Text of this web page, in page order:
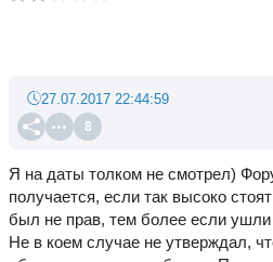
8
27.07.2017 22:44:59
Я на даты толком не смотрел)
получается, если так высоко
был не прав, тем более если ушли
Не в коем случае не утверждал,